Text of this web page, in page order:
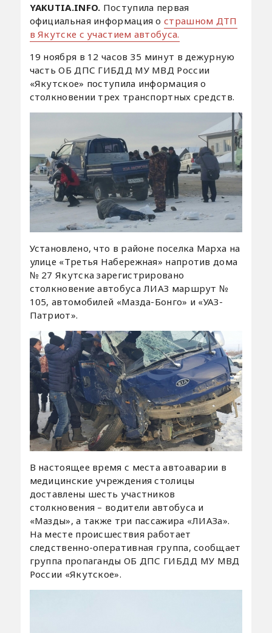
YAKUTIA.INFO. Поступила первая
официальная информация острашном ДТП
в Якутске с участием автобуса.
19 ноября в 12 часов 35 минут в дежурную
часть ОБ ДПС ГИБДД МУ МВД России
«Якутское» поступила информация о
столкновении трех транспортных средств.
Установлено, что в районе поселка Марха на
улице «Третья Набережная» напротив дома
№ 27 Якутска зарегистрировано
столкновение автобуса ЛИАЗ маршрут №
105, автомобилей «Мазда-Бонго» и «УАЗ-
Патриот».
В настоящее время с места автоаварии в
медицинские учреждения столицы
доставлены шесть участников
столкновения – водители автобуса и
«Мазды», а также три пассажира «ЛИАЗа».
На месте происшествия работает
следственно-оперативная группа, сообщает
группа пропаганды ОБ ДПС ГИБДД МУ МВД
России «Якутское».